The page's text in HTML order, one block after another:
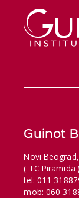
Guinot
Novi
( TC Piramida )
tel: 011
mob: 060